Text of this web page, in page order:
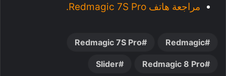
مراجعة هاتف Redmagic 7S Pro.
Redmagic
Redmagic 7S Pro
Redmagic 8 Pro
Slider